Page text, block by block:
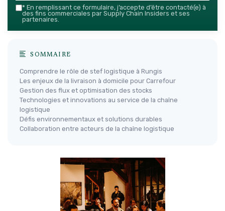
* En remplissant ce formulaire, j’accepte d’être contacté(e) à
des fins commerciales par Supply Chain Insiders et ses
partenaires.
SOMMAIRE
Comprendre le rôle de stef logistique à Rungis
Les enjeux de la livraison à domicile pour Carrefour
Gestion des flux et optimisation des stocks
Technologies et innovations au service de la chaîne
logistique
Défis environnementaux et solutions durables
Collaboration entre acteurs de la chaîne logistique